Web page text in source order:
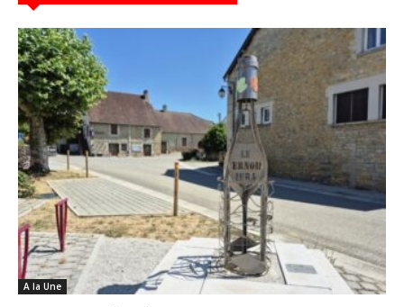
A la Une